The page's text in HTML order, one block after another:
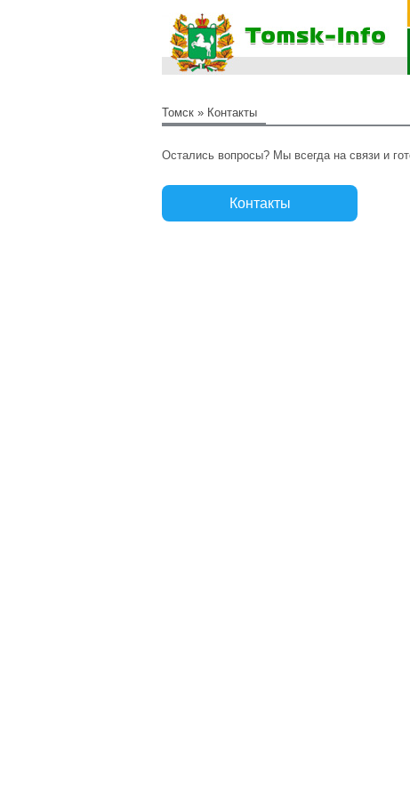
Томск » Контакты
Остались вопросы? Мы всегда на связи и
Контакты